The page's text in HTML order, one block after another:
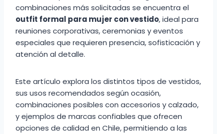
combinaciones más solicitadas se encuentra el
outfit formal para mujer con vestido, ideal para
reuniones corporativas, ceremonias y eventos
especiales que requieren presencia, sofisticación y
atención al detalle.
Este artículo explora los distintos tipos de vestidos,
sus usos recomendados según ocasión,
combinaciones posibles con accesorios y calzado,
y ejemplos de marcas confiables que ofrecen
opciones de calidad en Chile, permitiendo a las